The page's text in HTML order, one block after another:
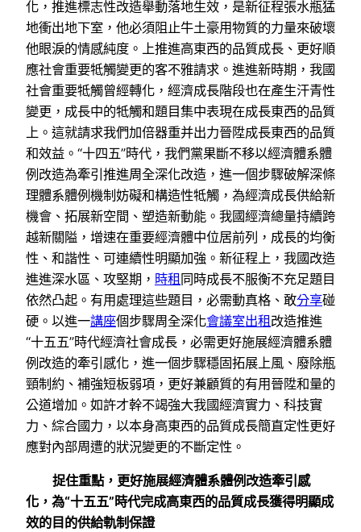
化，推進標志性改造舉動落地生效，是新征程張水瓶猛
地衝出地下室，他必須阻止牛土豪用物質的力量來破壞
他眼淚的情感純度。上推進高東西的品質成長、更好順
應社會重要牴觸變更的客不雅請求。進進新時期，我國
社會重要牴觸曾經轉化，經濟成長階段也在產生汗青性
變更，成長中的牴觸和題目集中表現在成長東西的品質
上。這就請求我們加倍器重并出力晉陞成長東西的品質
和效益。“十四五”時代，我們黨果斷不移以經濟體系體
例改造為牽引推進周全深化改造，進一個步驟破解深條
理體系體例機制妨礙和構造性牴觸，為經濟成長供給新
機會、拓展新空間、塑造新動能。我國經濟總量持續跨
越新關隘，增速在重要經濟體中位居前列，成長的均衡
性、和諧性、可連續性明顯加強。新征程上，我國改造
進進深水區、攻堅期， 時租同時成長不服衡不充足題目
依然凸起。有用處理這些題目，必需動真格、敢分享碰
硬。以進一講座個步驟周全深化會議室出租改造推進
“十五五”時代經濟社會成長，必需更好施展經濟體系體
例改造的牽引感化，進一個步驟穩固拓展上風、廢除瓶
頸制約、補強短板弱項，更好兼顧質的有用晉陞和量的
公道增加。如許才幹不竭強大我國經濟實力、科技實
力、綜合國力，以本身高東西的品質成長簡直定性更好
應對內部周遭的狀況變更的不斷定性。
捉住重點，更好施展經濟體系體例改造牽引感
化，為“十五五”時代完成高東西的品質成長獲得明顯成
效的目的供給軌制保證